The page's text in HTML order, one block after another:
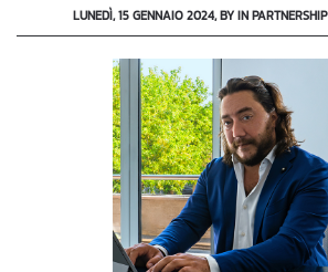
LUNEDÌ, 15 GENNAIO 2024, BY IN